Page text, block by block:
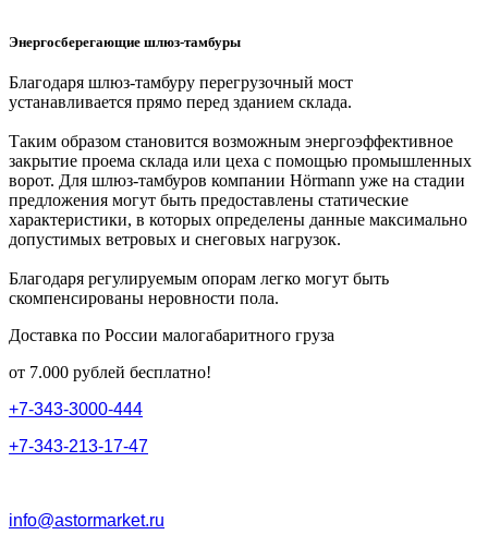
Энергосберегающие шлюз-тамбуры
Благодаря шлюз-тамбуру перегрузочный мост
устанавливается прямо перед зданием склада.
Таким образом становится возможным энергоэффективное
закрытие проема склада или цеха с помощью промышленных
ворот. Для шлюз-тамбуров компании Hörmann уже на стадии
предложения могут быть предоставлены статические
характеристики, в которых определены данные максимально
допустимых ветровых и снеговых нагрузок.
Благодаря регулируемым опорам легко могут быть
скомпенсированы неровности пола.
Доставка по России малогабаритного груза
от 7.000 рублей бесплатно!
+7-343-3000-444
+7-343-213-17-47
info@astormarket.ru